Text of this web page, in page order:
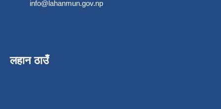
info@lahanmun.gov.np
लहान ठाउँ